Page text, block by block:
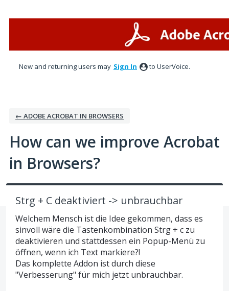
New and returning users may Sign In to UserVoice.
← ADOBE ACROBAT IN BROWSERS
How can we improve Acrobat
in Browsers?
Strg + C deaktiviert -> unbrauchbar
Welchem Mensch ist die Idee gekommen, dass es
sinvoll wäre die Tastenkombination Strg + c zu
deaktivieren und stattdessen ein Popup-Menü zu
öffnen, wenn ich Text markiere?!
Das komplette Addon ist durch diese
"Verbesserung" für mich jetzt unbrauchbar.